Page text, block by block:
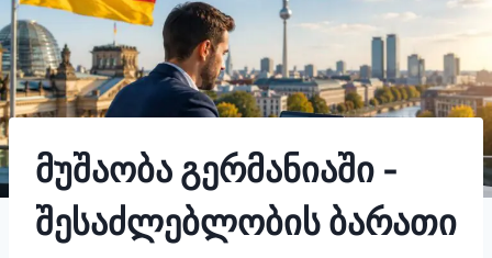
მუშაობა გერმანიაში -
შესაძლებლობის ბარათი